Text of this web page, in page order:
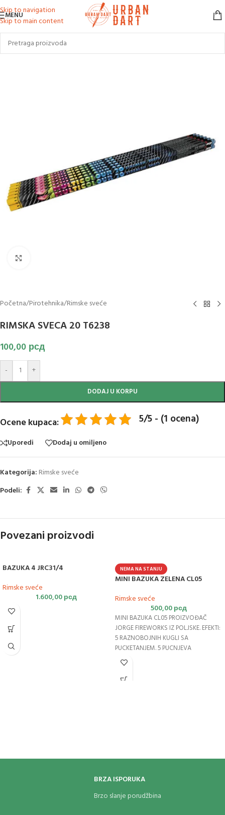
Skip to navigation
Skip to main content
MENU
Početna/Pirotehnika/Rimske sveće
RIMSKA SVECA 20 T6238
100,00 рсд
- +
DODAJ U KORPU
Ocene kupaca: 5/5 - (1 ocena)
Uporedi Dodaj u omiljeno
Kategorija: Rimske sveće
Podeli:
Povezani proizvodi
BAZUKA 4 JRC31/4
Rimske sveće
1.600,00рсд
NEMA NA STANJU
MINI BAZUKA ZELENA CL05
Rimske sveće
500,00рсд
MINI BAZUKA CL05 PROIZVOĐAČ
JORGE FIREWORKS IZ POLJSKE. EFEKTI:
5 RAZNOBOJNIH KUGLI SA
PUCKETANJEM. 5 PUCNJEVA
BRZA ISPORUKA
Brzo slanje porudžbina